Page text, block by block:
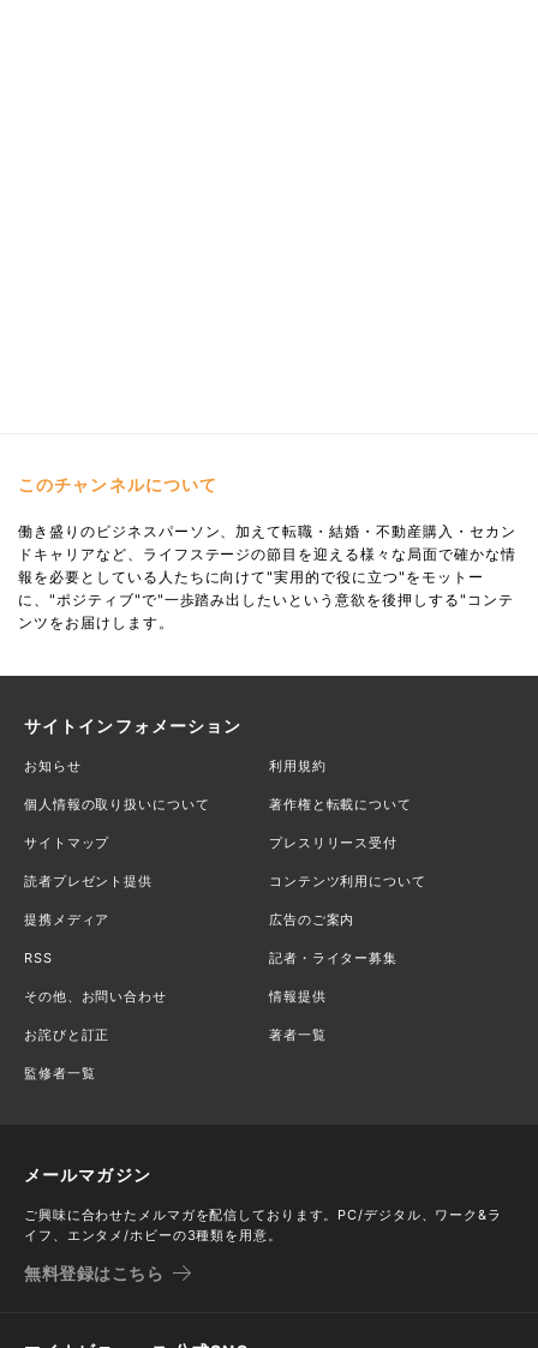
このチャンネルについて
働き盛りのビジネスパーソン、加えて転職・結婚・不動産購入・セカン
ドキャリアなど、ライフステージの節目を迎える様々な局面で確かな情
報を必要としている人たちに向けて"実用的で役に立つ"をモットー
に、"ポジティブ"で"一歩踏み出したいという意欲を後押しする"コンテ
ンツをお届けします。
サイトインフォメーション
お知らせ 利用規約
個人情報の取り扱いについて 著作権と転載について
サイトマップ プレスリリース受付
読者プレゼント提供 コンテンツ利用について
提携メディア 広告のご案内
RSS 記者・ライター募集
その他、お問い合わせ 情報提供
お詫びと訂正 著者一覧
監修者一覧
メールマガジン
ご興味に合わせたメルマガを配信しております。PC/デジタル、ワーク&ラ
イフ、エンタメ/ホビーの3種類を用意。
無料登録はこちら